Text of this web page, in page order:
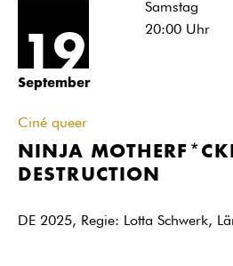
19
September
Samstag
20:00Uhr
Ciné queer
NINJA
DESTRUCTION
DE 2025, Regie: Lotta Schwerk,